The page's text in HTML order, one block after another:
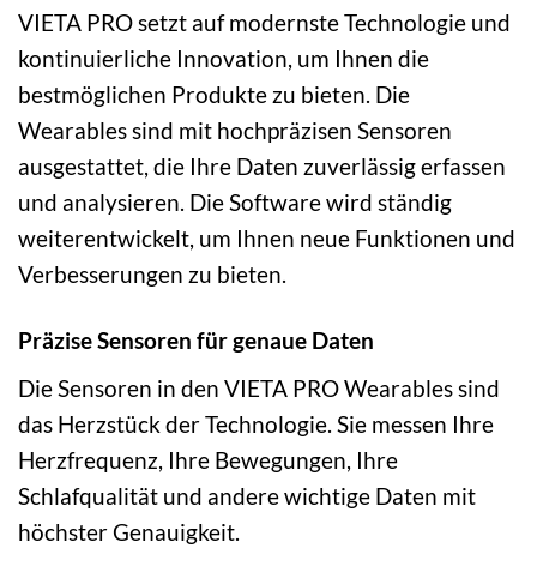
VIETA PRO setzt auf modernste Technologie und
kontinuierliche Innovation, um Ihnen die
bestmöglichen Produkte zu bieten. Die
Wearables sind mit hochpräzisen Sensoren
ausgestattet, die Ihre Daten zuverlässig erfassen
und analysieren. Die Software wird ständig
weiterentwickelt, um Ihnen neue Funktionen und
Verbesserungen zu bieten.
Präzise Sensoren für genaue Daten
Die Sensoren in den VIETA PRO Wearables sind
das Herzstück der Technologie. Sie messen Ihre
Herzfrequenz, Ihre Bewegungen, Ihre
Schlafqualität und andere wichtige Daten mit
höchster Genauigkeit.